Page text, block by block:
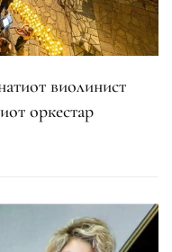
виолинист
оркестар